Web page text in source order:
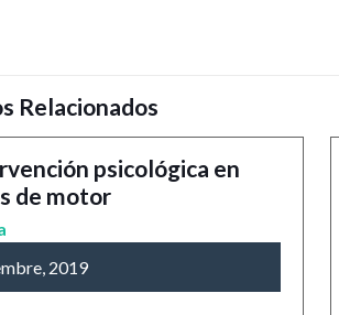
Relacionados
psicológica en
de motor
2019